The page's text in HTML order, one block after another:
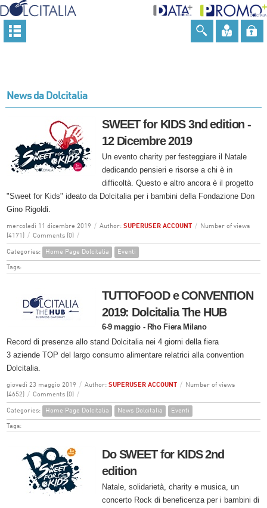
News da Dolcitalia
SWEET for KIDS 3nd edition -
12 Dicembre 2019
Un evento charity per festeggiare il Natale
dedicando pensieri e risorse a chi è in
difficoltà. Questo e altro ancora è il progetto
"Sweet for Kids" ideato da Dolcitalia per i bambini della Fondazione Don
Gino Rigoldi.
mercoledì 11 dicembre 2019 / Author: SUPERUSER ACCOUNT /
Number of views
(4171)
/ Comments (0) /
Categories: Home Page Dolcitalia Eventi
Tags:
TUTTOFOOD e CONVENTION
2019: Dolcitalia The HUB
6-9 maggio - Rho Fiera Milano
Record di presenze allo stand Dolcitalia nei 4 giorni della fiera
3 aziende TOP del largo consumo alimentare relatrici alla convention
Dolcitalia.
giovedì 23 maggio 2019 / Author: SUPERUSER ACCOUNT /
Number of views
(4652)
/ Comments (0) /
Categories: Home Page Dolcitalia News Dolcitalia Eventi
Tags:
Do SWEET for KIDS 2nd
edition
Natale, solidarietà, charity e musica, un
concerto Rock di beneficenza per i bambini di